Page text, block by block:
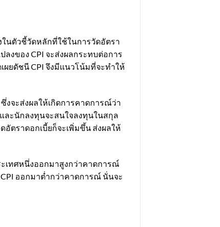
ในตัวชี้วัดหลักที่ใช้ในการวัดอัตรา
งของ CPI จะส่งผลกระทบต่อการ
ผยดัชนี CPI จึงมีแนวโน้มที่จะทำให้
งจะส่งผลให้เกิดการคาดการณ์ว่า
ละนักลงทุนจะสนใจลงทุนในสกุล
อัตราดอกเบี้ยก็จะเพิ่มขึ้น ส่งผลให้
ะเทศหนึ่งออกมาสูงกว่าคาดการณ์
ออกมาต่ำกว่าคาดการณ์ นั่นจะ